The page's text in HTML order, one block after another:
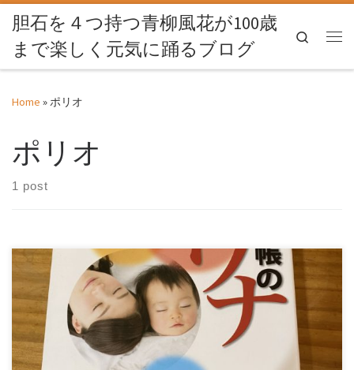
Skip to content
胆石を４つ持つ青柳風花が100歳
まで楽しく元気に踊るブログ
Search
Home » ポリオ
ポリオ
1 post
私のこどもたちの母子手帳を久しぶりに覗いたら、上の娘も
下の息子もプリオの予防接種を受けています。 も […]